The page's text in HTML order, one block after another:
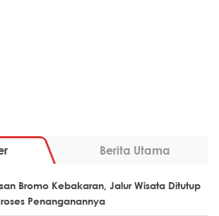
Berita Utama
Bromo Kebakaran, Jalur Wisata Ditutup
Penanganannya